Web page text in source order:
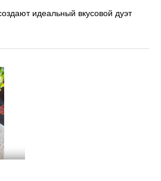
идеальный вкусовой дуэт